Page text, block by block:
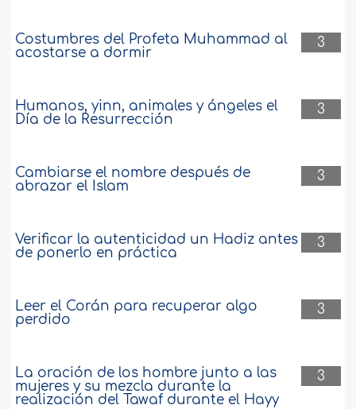
3
Costumbres del Profeta Muhammad al
acostarse a dormir
3
Humanos, yinn, animales y ángeles el
Día de la Resurrección
3
Cambiarse el nombre después de
abrazar el Islam
3
Verificar la autenticidad un Hadiz antes
de ponerlo en práctica
3
Leer el Corán para recuperar algo
perdido
3
La oración de los hombre junto a las
mujeres y su mezcla durante la
realización del Tawaf durante el Hayy